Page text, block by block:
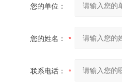
您的单位：
您的姓名：
联系电话：